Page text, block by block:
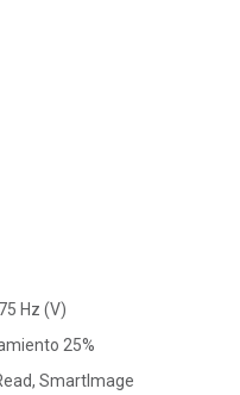
Hz (V)
25%
SmartImage